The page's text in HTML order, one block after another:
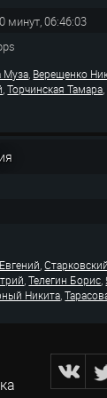
минут, 06:46:03
Муза, Верещенко
,Торчинская Тамара,
,
,Телегин Борис,
Никита,